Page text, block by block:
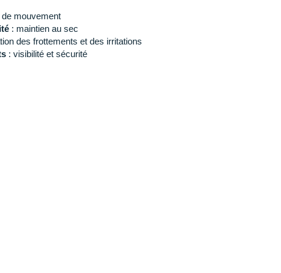
mouvement
: maintien au sec
des frottements et des irritations
: visibilité et sécurité
1m72 et porte une taille 36.